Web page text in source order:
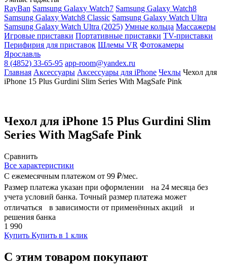
RayBan Samsung Galaxy Watch7 Samsung Galaxy Watch8
Samsung Galaxy Watch8 Classic Samsung Galaxy Watch Ultra
Samsung Galaxy Watch Ultra (2025) Умные кольца Массажеры
Игровые приставки Портативные приставки TV-приставки
Перифирия для приставок Шлемы VR Фотокамеры
Ярославль
8 (4852) 33-65-95 app-room@yandex.ru
Главная Аксессуары Аксессуары для iPhone Чехлы Чехол для
iPhone 15 Plus Gurdini Slim Series With MagSafe Pink
Чехол для iPhone 15 Plus Gurdini Slim
Series With MagSafe Pink
Сравнить
Все характеристики
С ежемесячным платежом от 99 ₽/мес.
Размер платежа указан при оформлении на 24 месяца без
учета условий банка. Точный размер платежа может
отличаться в зависимости от применённых акций и
решения банка
1 990
Купить Купить в 1 клик
С этим товаром покупают